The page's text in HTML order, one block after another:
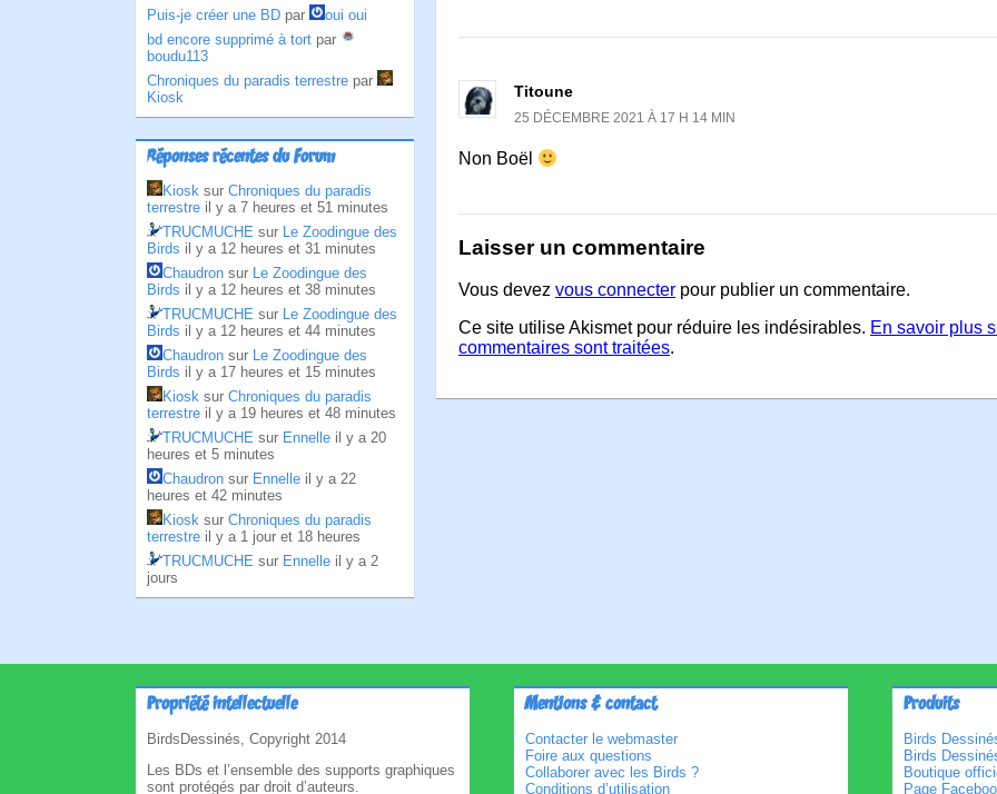
Puis-je créer une BD par
oui oui
bd encore supprimé à tort par
boudu113
Chroniques du paradis terrestre par
Kiosk
Réponses récentes du Forum
Kiosk sur Chroniques du paradis
terrestre il y a 7 heures et 51 minutes
TRUCMUCHE sur Le Zoodingue des
Birds il y a 12 heures et 31 minutes
Chaudron sur Le Zoodingue des
Birds il y a 12 heures et 38 minutes
TRUCMUCHE sur Le Zoodingue des
Birds il y a 12 heures et 44 minutes
Chaudron sur Le Zoodingue des
Birds il y a 17 heures et 15 minutes
Kiosk sur Chroniques du paradis
terrestre il y a 19 heures et 48 minutes
TRUCMUCHE sur Ennelle il y a 20
heures et 5 minutes
Chaudron sur Ennelle il y a 22
heures et 42 minutes
Kiosk sur Chroniques du paradis
terrestre il y a 1 jour et 18 heures
TRUCMUCHE sur Ennelle il y a 2
jours
Titoune
25 DÉCEMBRE 2021 À 17 H 14 MIN
Non Boël
Laisser un commentaire
Vous devez vous connecter pour publier un commentaire.
Ce site utilise Akismet pour réduire les indésirables. En savoir plus
commentaires sont traitées.
Propriété intellectuelle
BirdsDessinés, Copyright 2014
Les BDs et l’ensemble des supports graphiques
sont protégés par droit d’auteurs.
Mentions & contact
Contacter le webmaster
Foire aux questions
Collaborer avec les Birds ?
Conditions d’utilisation
Produits
Birds
Birds
Boutique
Page